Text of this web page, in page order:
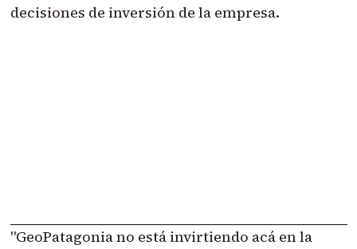
decisiones de inversión de la empresa.
"GeoPatagonia no está invirtiendo acá en la